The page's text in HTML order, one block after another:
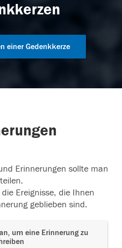
einer Gedenkkerze
Erinnerungen sollte man
teilen.
Ereignisse, die Ihnen
geblieben sind.
um eine Erinnerung zu